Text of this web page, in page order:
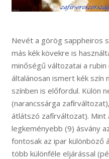
Nevét a görög sappheiros
más kék kövekre is
minőségű változatai a
általánosan ismert kék
színben is előfordul. Külön
(narancssárga
átlátszó zafírváltozat). Mint
legkeményebb (9) ásvány
fontosak az ipar különböző
több különféle eljárással